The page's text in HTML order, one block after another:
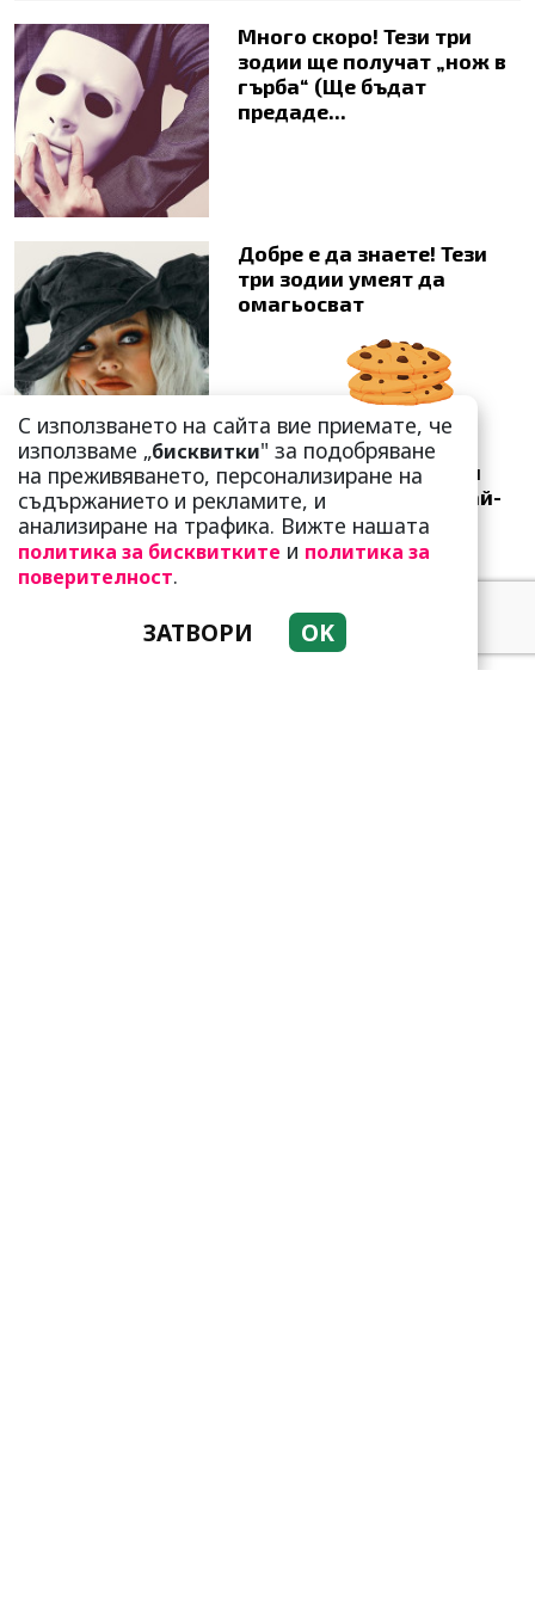
Много скоро! Тези три
зодии ще получат „нож в
гърба“ (Ще бъдат
предаде...
Добре е да знаете! Тези
три зодии умеят да
омагьосват
Защо тези две кралски
особи са обявени за най-
злите в историята?
С използването на сайта вие приемате, че
използваме „бисквитки" за подобряване
на преживяването, персонализиране на
съдържанието и рекламите, и
анализиране на трафика. Вижте нашата
политика за бисквитките и политика за
поверителност.
ЗАТВОРИ OK